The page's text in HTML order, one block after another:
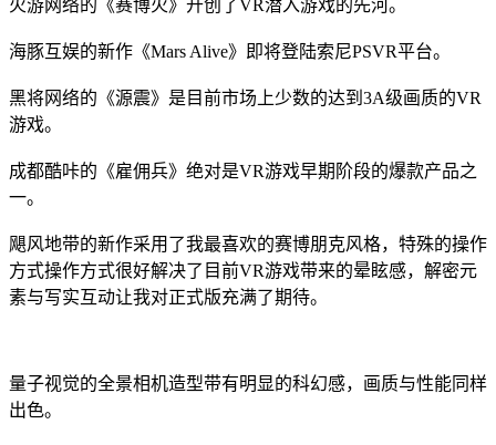
火游网络的《赛博火》开创了VR潜入游戏的先河。
海豚互娱的新作《Mars Alive》即将登陆索尼PSVR平台。
黑将网络的《源震》是目前市场上少数的达到3A级画质的VR
游戏。
成都酷咔的《雇佣兵》绝对是VR游戏早期阶段的爆款产品之
一。
飓风地带的新作采用了我最喜欢的赛博朋克风格，特殊的操作
方式操作方式很好解决了目前VR游戏带来的晕眩感，解密元
素与写实互动让我对正式版充满了期待。
量子视觉的全景相机造型带有明显的科幻感，画质与性能同样
出色。